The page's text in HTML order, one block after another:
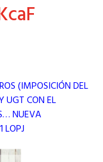
(IMPOSICIÓN DEL
UGT CON EL
NUEVA
LOPJ